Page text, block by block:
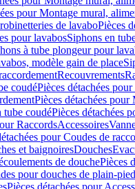
pour Montage mural,
de lavaboPièces
pour lavabosSiphons en
à tube plongeur pour
modèle gain de place
Recouvrements
coudéPièces détachées
Pièces détachées
tube coudéPièces détachées
RaccordsAccessoires
pour Coudes de
et baignoiresDouches
de douchePièces
pour douches de plain-pied
Pièces détachées pour